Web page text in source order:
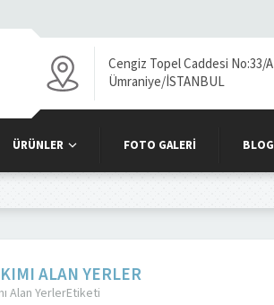
Cengiz Topel Caddesi No:33/A
Ümraniye/İSTANBUL
ÜRÜNLER FOTO GALERI BLOG
ALAN YERLER
Alan YerlerEtiketi